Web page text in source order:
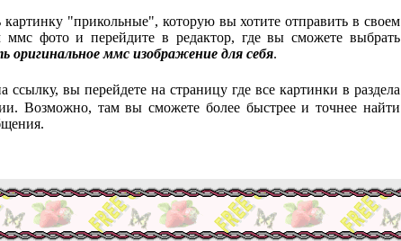
"прикольные", которую вы хотите отправить в своем
фото и перейдите в редактор, где вы сможете выбрать
оригинальное ммс изображение для себя.
ссылку, вы перейдете на страницу где все картинки в раздела
Возможно, там вы сможете более быстрее и точнее найти